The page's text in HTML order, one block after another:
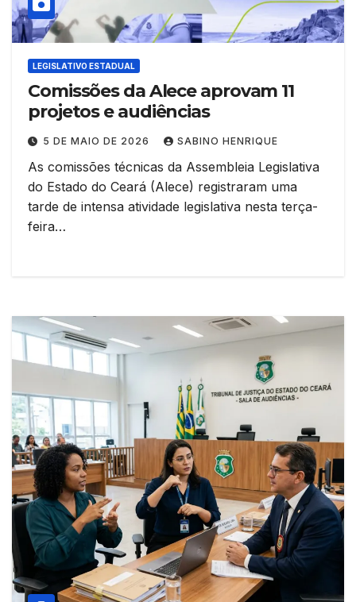
LEGISLATIVO ESTADUAL
Comissões da Alece aprovam 11
projetos e audiências
5 DE MAIO DE 2026 SABINO HENRIQUE
As comissões técnicas da Assembleia Legislativa
do Estado do Ceará (Alece) registraram uma
tarde de intensa atividade legislativa nesta terça-
feira…